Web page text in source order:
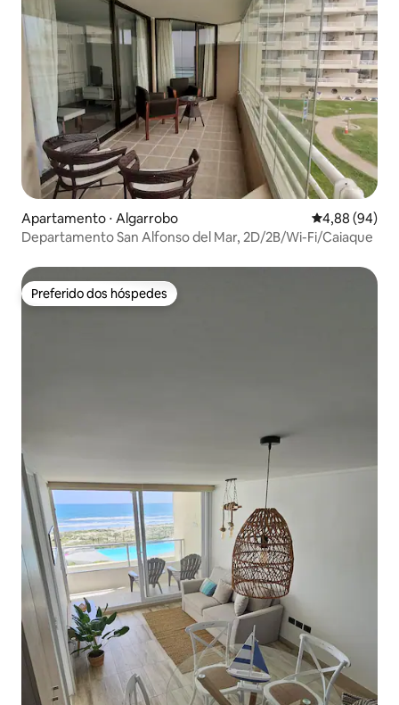
Apartamento ⋅ Algarrobo 4,88 de uma
4,88 (94)
Departamento San Alfonso del Mar, 2D/2B/Wi-Fi/Caiaque
Preferido dos hóspedes
Preferido dos hóspedes